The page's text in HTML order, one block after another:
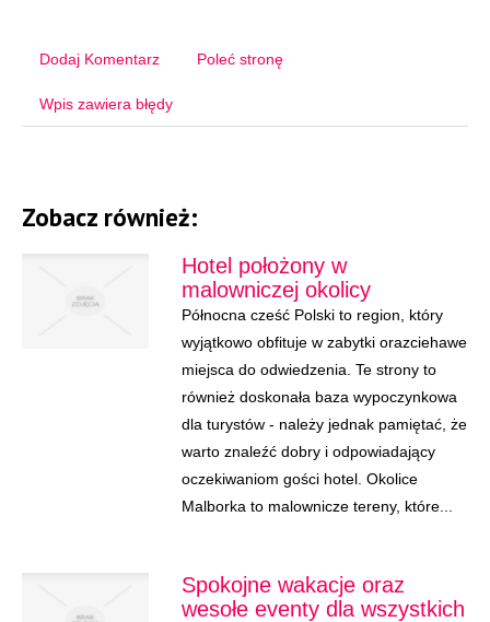
Dodaj Komentarz Poleć stronę
Wpis zawiera błędy
Zobacz również:
Hotel położony w
malowniczej okolicy
Północna cześć Polski to region, który
wyjątkowo obfituje w zabytki orazciehawe
miejsca do odwiedzenia. Te strony to
również doskonała baza wypoczynkowa
dla turystów - należy jednak pamiętać, że
warto znaleźć dobry i odpowiadający
oczekiwaniom gości hotel. Okolice
Malborka to malownicze tereny, które...
Spokojne wakacje oraz
wesołe eventy dla wszystkich